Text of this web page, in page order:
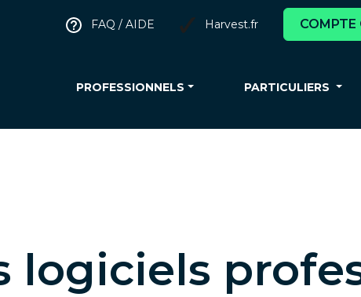
FAQ / AIDE Harvest.fr COMPTE
PROFESSIONNELS PARTICULIERS
logiciels